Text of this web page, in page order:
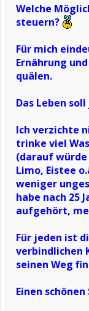
Welche
steuern?
Für mich
Ernährung
quälen.
Das Leben
Ich verzichte
trinke viel
(darauf
Limo, Eistee
weniger
habe nach 25
aufgehört,
Für jeden ist
verbindlichen
seinen Weg
Einen